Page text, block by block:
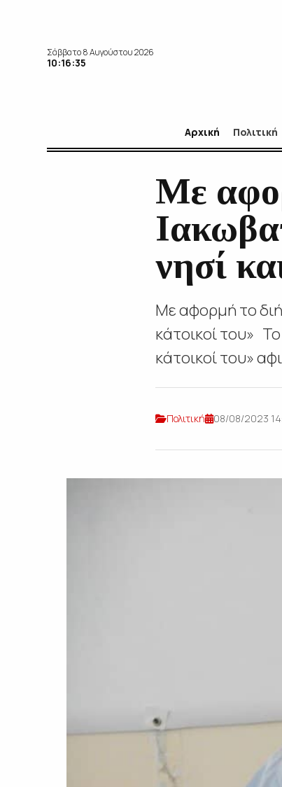
Σάββατο 8 Αυγούστου 2026
10:16:37
Αρχική Πολιτική
Με
νησί
Με αφορμή το
κάτοικοί του»
κάτοικοί του»
Πολιτική 08/08/2023